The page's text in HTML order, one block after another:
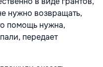
нужно возвращать,
помощь нужна,
передает